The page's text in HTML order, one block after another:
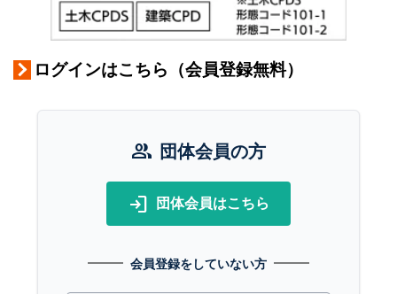
ログインはこちら（会員登録無料）
group 団体会員の方
login 団体会員はこちら
会員登録をしていない方